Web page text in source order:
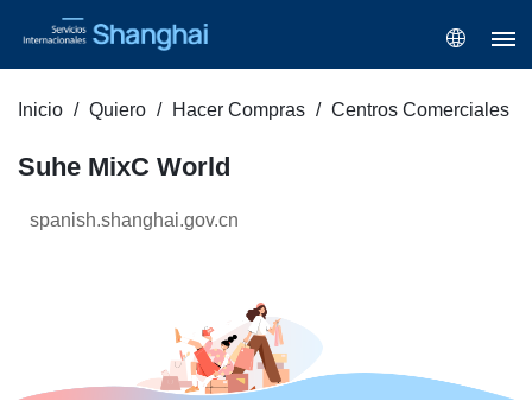
Inicio Quiero Hacer Compras Centros Comerciales
Suhe MixC World
spanish.shanghai.gov.cn